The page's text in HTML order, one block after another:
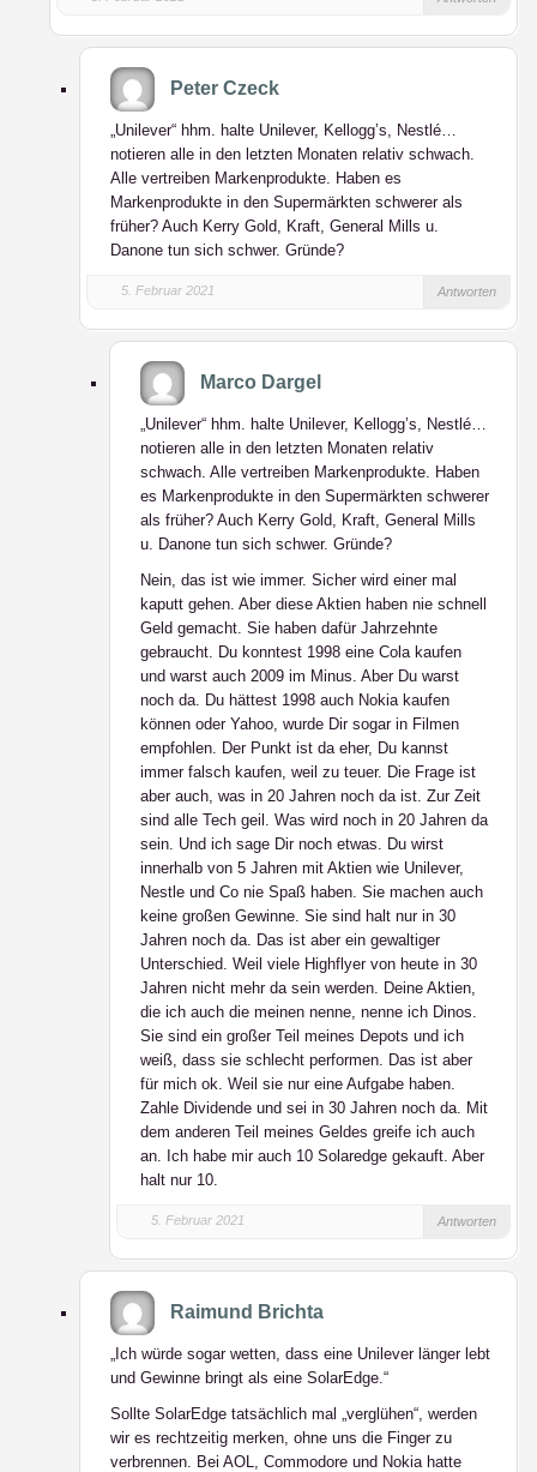
Peter Czeck
„Unilever“ hhm. halte Unilever, Kellogg’s, Nestlé…
notieren alle in den letzten Monaten relativ schwach.
Alle vertreiben Markenprodukte. Haben es
Markenprodukte in den Supermärkten schwerer als
früher? Auch Kerry Gold, Kraft, General Mills u.
Danone tun sich schwer. Gründe?
5. Februar 2021 Antworten
Marco Dargel
„Unilever“ hhm. halte Unilever, Kellogg’s, Nestlé…
notieren alle in den letzten Monaten relativ
schwach. Alle vertreiben Markenprodukte. Haben
es Markenprodukte in den Supermärkten schwerer
als früher? Auch Kerry Gold, Kraft, General Mills
u. Danone tun sich schwer. Gründe?
Nein, das ist wie immer. Sicher wird einer mal
kaputt gehen. Aber diese Aktien haben nie schnell
Geld gemacht. Sie haben dafür Jahrzehnte
gebraucht. Du konntest 1998 eine Cola kaufen
und warst auch 2009 im Minus. Aber Du warst
noch da. Du hättest 1998 auch Nokia kaufen
können oder Yahoo, wurde Dir sogar in Filmen
empfohlen. Der Punkt ist da eher, Du kannst
immer falsch kaufen, weil zu teuer. Die Frage ist
aber auch, was in 20 Jahren noch da ist. Zur Zeit
sind alle Tech geil. Was wird noch in 20 Jahren da
sein. Und ich sage Dir noch etwas. Du wirst
innerhalb von 5 Jahren mit Aktien wie Unilever,
Nestle und Co nie Spaß haben. Sie machen auch
keine großen Gewinne. Sie sind halt nur in 30
Jahren noch da. Das ist aber ein gewaltiger
Unterschied. Weil viele Highflyer von heute in 30
Jahren nicht mehr da sein werden. Deine Aktien,
die ich auch die meinen nenne, nenne ich Dinos.
Sie sind ein großer Teil meines Depots und ich
weiß, dass sie schlecht performen. Das ist aber
für mich ok. Weil sie nur eine Aufgabe haben.
Zahle Dividende und sei in 30 Jahren noch da. Mit
dem anderen Teil meines Geldes greife ich auch
an. Ich habe mir auch 10 Solaredge gekauft. Aber
halt nur 10.
5. Februar 2021 Antworten
Raimund Brichta
„Ich würde sogar wetten, dass eine Unilever länger lebt
und Gewinne bringt als eine SolarEdge.“
Sollte SolarEdge tatsächlich mal „verglühen“, werden
wir es rechtzeitig merken, ohne uns die Finger zu
verbrennen. Bei AOL, Commodore und Nokia hatte